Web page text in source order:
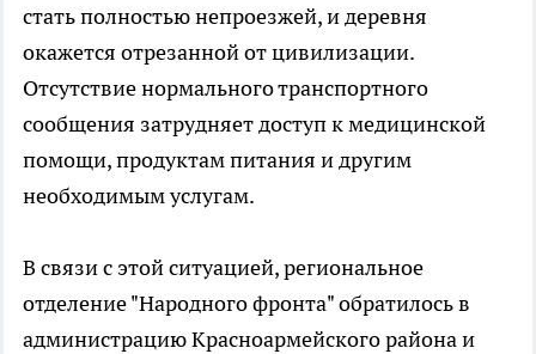
стать полностью непроезжей, и деревня
окажется отрезанной от цивилизации.
Отсутствие нормального транспортного
сообщения затрудняет доступ к медицинской
помощи, продуктам питания и другим
необходимым услугам.
В связи с этой ситуацией, региональное
отделение "Народного фронта" обратилось в
администрацию Красноармейского района и